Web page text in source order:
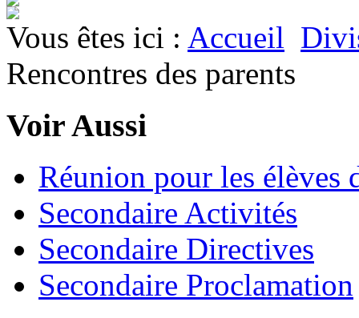
Vous êtes ici : Accueil
Rencontres des parents
Voir Aussi
Réunion pour les élèves
Secondaire Activités
Secondaire Directives
Secondaire Proclamation